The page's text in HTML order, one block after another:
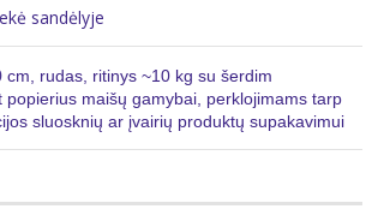
sandėlyje
cm, rudas, ritinys ~10 kg su šerdim
popierius maišų gamybai, perklojimams tarp
sluosknių ar įvairių produktų supakavimui